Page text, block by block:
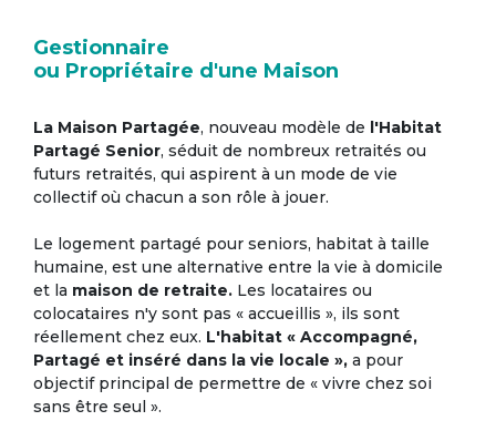
Gestionnaire
ou Propriétaire d'une Maison
La Maison Partagée, nouveau modèle de l'Habitat
Partagé Senior, séduit de nombreux retraités ou
futurs retraités, qui aspirent à un mode de vie
collectif où chacun a son rôle à jouer.
Le logement partagé pour seniors, habitat à taille
humaine, est une alternative entre la vie à domicile
et la maison de retraite. Les locataires ou
colocataires n'y sont pas « accueillis », ils sont
réellement chez eux. L'habitat « Accompagné,
Partagé et inséré dans la vie locale », a pour
objectif principal de permettre de « vivre chez soi
sans être seul ».